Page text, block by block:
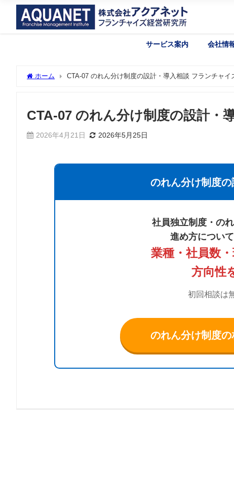
サービス案内 会社情
ホーム CTA-07 のれん分け制度の設計・導入相談 フランチャ
CTA-07 のれん分け制度の設計・
2026年4月21日 2026年5月25日
のれん分け制度
社員独立制度・の
進め方につい
業種・社員数
方向性
初回相談は
のれん分け制度